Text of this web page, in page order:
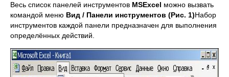
Весь список панелей инструментов MSExcel можно вызвать
командой меню Вид / Панели инструментов (Рис. 1)Набор
инструментов каждой панели предназначен для выполнения
определённых действий.